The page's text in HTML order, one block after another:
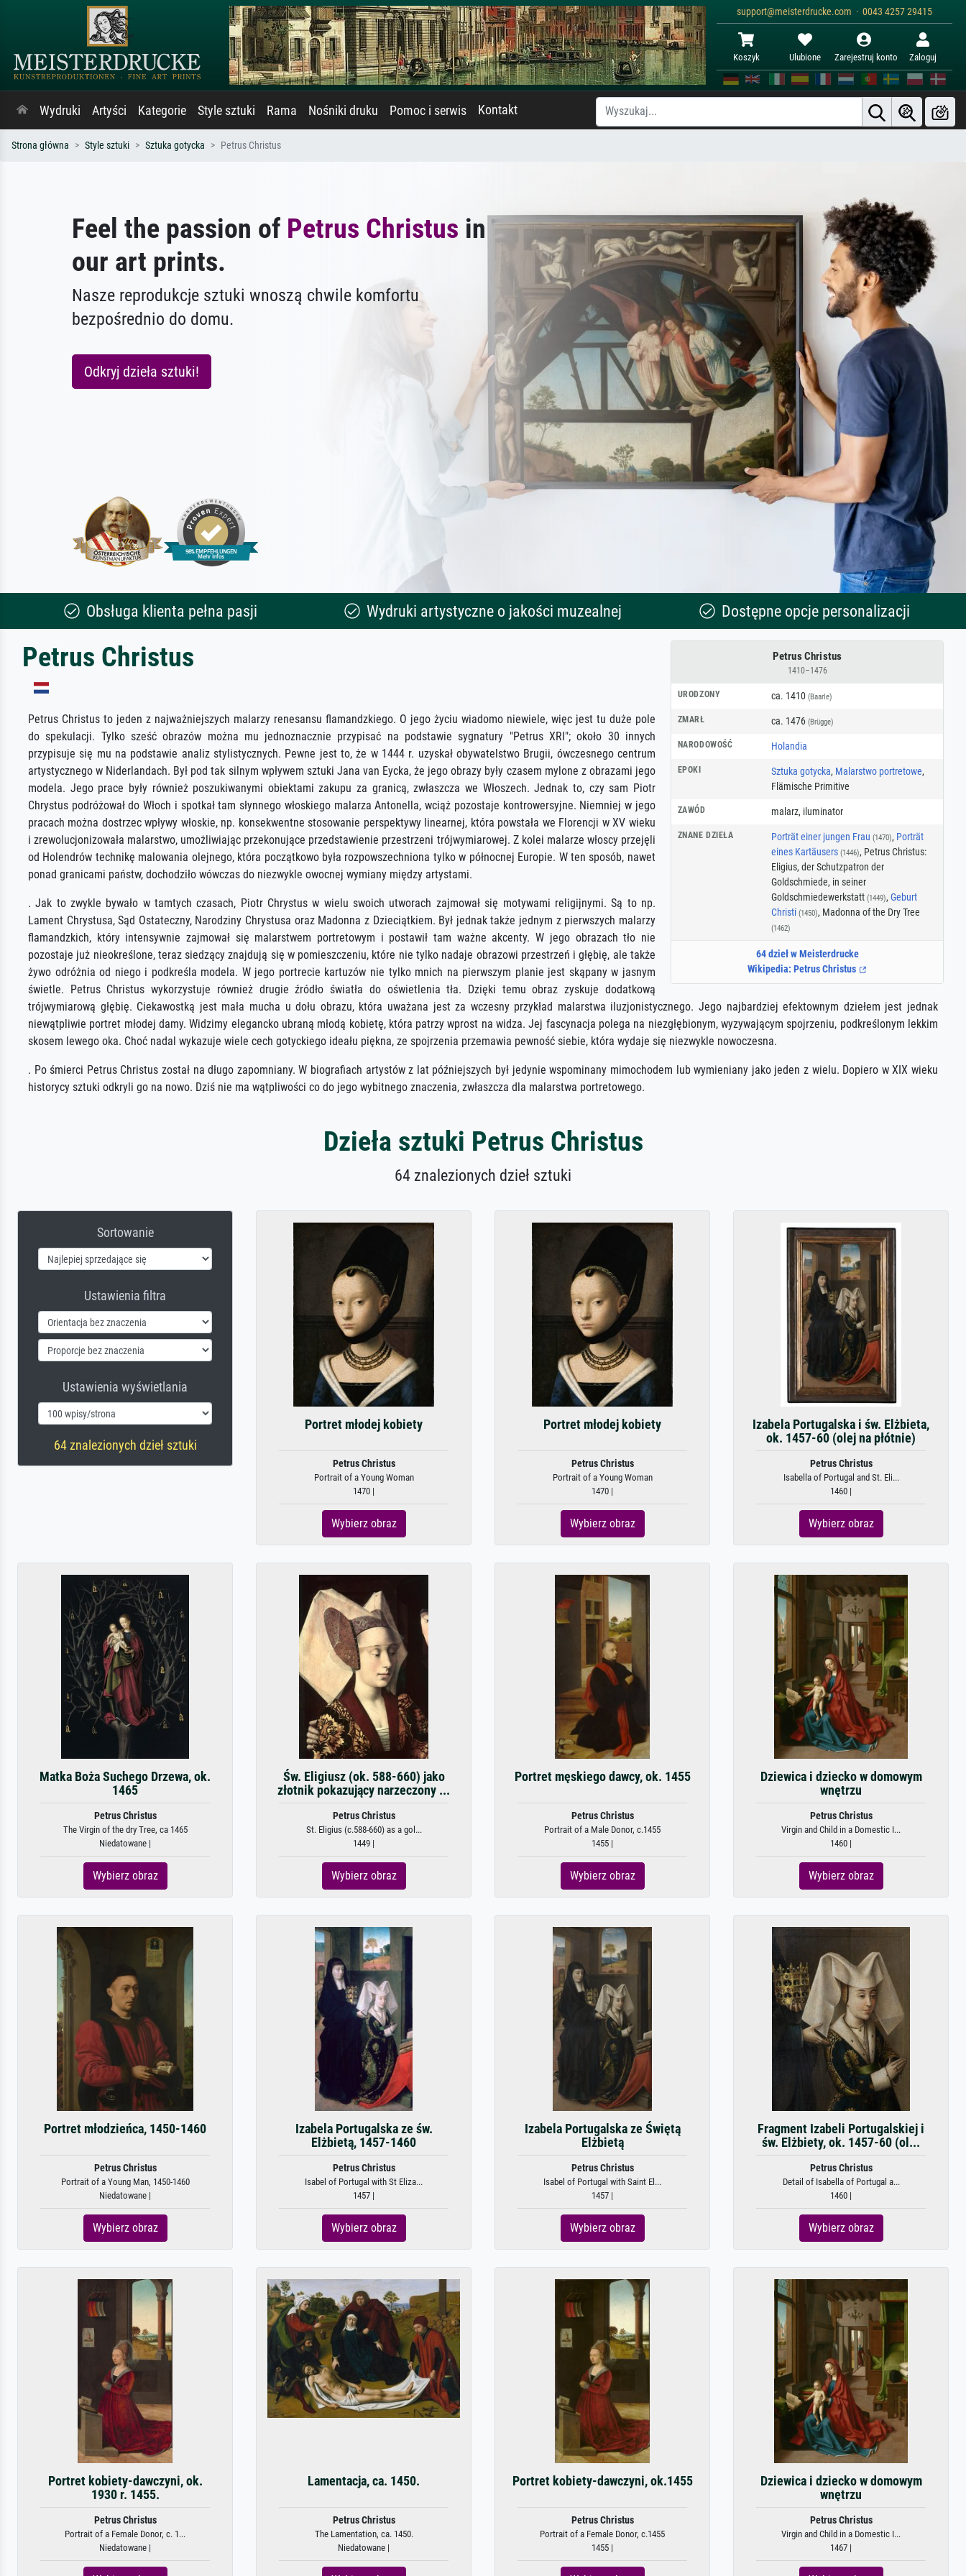
support@meisterdrucke.com · 0043 4257 29415
Koszyk Ulubione Zarejestruj konto Zaloguj
Wydruki Artyści Kategorie Style sztuki Rama Nośniki druku Pomoc i serwis Kontakt
Strona główna Style sztuki Sztuka gotycka Petrus Christus
Feel the passion of Petrus Christus in
our art prints.
Nasze reprodukcje sztuki wnoszą chwile komfortu
bezpośrednio do domu.
Odkryj dzieła sztuki!
Obsługa klienta pełna pasji Wydruki artystyczne o jakości muzealnej Dostępne opcje personalizacji
Petrus Christus
1410–1476
URODZONY ca. 1410 (Baarle)
ZMARŁ ca. 1476 (Brügge)
NARODOWOŚĆ Holandia
EPOKI Sztuka gotycka, Malarstwo portretowe,
Flämische Primitive
ZAWÓD malarz, iluminator
ZNANE DZIEŁA Porträt einer jungen Frau (1470), Porträt
eines Kartäusers (1446), Petrus Christus:
Eligius, der Schutzpatron der
Goldschmiede, in seiner
Goldschmiedewerkstatt (1449), Geburt
Christi (1450), Madonna of the Dry Tree
(1462)
64 dzieł w Meisterdrucke
Wikipedia: Petrus Christus
Petrus Christus
Petrus Christus to jeden z najważniejszych malarzy renesansu flamandzkiego. O jego życiu wiadomo niewiele, więc jest tu duże pole
do spekulacji. Tylko sześć obrazów można mu jednoznacznie przypisać na podstawie sygnatury "Petrus XRI"; około 30 innych
przypisuje się mu na podstawie analiz stylistycznych. Pewne jest to, że w 1444 r. uzyskał obywatelstwo Brugii, ówczesnego centrum
artystycznego w Niderlandach. Był pod tak silnym wpływem sztuki Jana van Eycka, że jego obrazy były czasem mylone z obrazami jego
modela. Jego prace były również poszukiwanymi obiektami zakupu za granicą, zwłaszcza we Włoszech. Jednak to, czy sam Piotr
Chrystus podróżował do Włoch i spotkał tam słynnego włoskiego malarza Antonella, wciąż pozostaje kontrowersyjne. Niemniej w jego
pracach można dostrzec wpływy włoskie, np. konsekwentne stosowanie perspektywy linearnej, która powstała we Florencji w XV wieku
i zrewolucjonizowała malarstwo, umożliwiając przekonujące przedstawienie przestrzeni trójwymiarowej. Z kolei malarze włoscy przejęli
od Holendrów technikę malowania olejnego, która początkowo była rozpowszechniona tylko w północnej Europie. W ten sposób, nawet
ponad granicami państw, dochodziło wówczas do niezwykle owocnej wymiany między artystami.
. Jak to zwykle bywało w tamtych czasach, Piotr Chrystus w wielu swoich utworach zajmował się motywami religijnymi. Są to np.
Lament Chrystusa, Sąd Ostateczny, Narodziny Chrystusa oraz Madonna z Dzieciątkiem. Był jednak także jednym z pierwszych malarzy
flamandzkich, który intensywnie zajmował się malarstwem portretowym i postawił tam ważne akcenty. W jego obrazach tło nie
pozostaje już nieokreślone, teraz siedzący znajdują się w pomieszczeniu, które nie tylko nadaje obrazowi przestrzeń i głębię, ale także
żywo odróżnia od niego i podkreśla modela. W jego portrecie kartuzów nie tylko mnich na pierwszym planie jest skąpany w jasnym
świetle. Petrus Christus wykorzystuje również drugie źródło światła do oświetlenia tła. Dzięki temu obraz zyskuje dodatkową
trójwymiarową głębię. Ciekawostką jest mała mucha u dołu obrazu, która uważana jest za wczesny przykład malarstwa iluzjonistycznego. Jego najbardziej efektownym dziełem jest jednak
niewątpliwie portret młodej damy. Widzimy elegancko ubraną młodą kobietę, która patrzy wprost na widza. Jej fascynacja polega na niezgłębionym, wyzywającym spojrzeniu, podkreślonym lekkim
skosem lewego oka. Choć nadal wykazuje wiele cech gotyckiego ideału piękna, ze spojrzenia przemawia pewność siebie, która wydaje się niezwykle nowoczesna.
. Po śmierci Petrus Christus został na długo zapomniany. W biografiach artystów z lat późniejszych był jedynie wspominany mimochodem lub wymieniany jako jeden z wielu. Dopiero w XIX wieku
historycy sztuki odkryli go na nowo. Dziś nie ma wątpliwości co do jego wybitnego znaczenia, zwłaszcza dla malarstwa portretowego.
Dzieła sztuki Petrus Christus
64 znalezionych dzieł sztuki
Sortowanie
Ustawienia filtra
Ustawienia wyświetlania
64 znalezionych dzieł sztuki
Portret młodej kobiety
Petrus Christus
Portrait of a Young Woman
1470 |
Wybierz obraz
Portret młodej kobiety
Petrus Christus
Portrait of a Young Woman
1470 |
Wybierz obraz
Izabela Portugalska i św. Elżbieta,
ok. 1457-60 (olej na płótnie)
Petrus Christus
Isabella of Portugal and St. Eli...
1460 |
Wybierz obraz
Matka Boża Suchego Drzewa, ok.
1465
Petrus Christus
The Virgin of the dry Tree, ca 1465
Niedatowane |
Wybierz obraz
Św. Eligiusz (ok. 588-660) jako
złotnik pokazujący narzeczony ...
Petrus Christus
St. Eligius (c.588-660) as a gol...
1449 |
Wybierz obraz
Portret męskiego dawcy, ok. 1455
Petrus Christus
Portrait of a Male Donor, c.1455
1455 |
Wybierz obraz
Dziewica i dziecko w domowym
wnętrzu
Petrus Christus
Virgin and Child in a Domestic I...
1460 |
Wybierz obraz
Portret młodzieńca, 1450-1460
Petrus Christus
Portrait of a Young Man, 1450-1460
Niedatowane |
Wybierz obraz
Izabela Portugalska ze św.
Elżbietą, 1457-1460
Petrus Christus
Isabel of Portugal with St Eliza...
1457 |
Wybierz obraz
Izabela Portugalska ze Świętą
Elżbietą
Petrus Christus
Isabel of Portugal with Saint El...
1457 |
Wybierz obraz
Fragment Izabeli Portugalskiej i
św. Elżbiety, ok. 1457-60 (ol...
Petrus Christus
Detail of Isabella of Portugal a...
1460 |
Wybierz obraz
Portret kobiety-dawczyni, ok.
1930 r. 1455.
Petrus Christus
Portrait of a Female Donor, c. 1...
Niedatowane |
Lamentacja, ca. 1450.
Petrus Christus
The Lamentation, ca. 1450.
Niedatowane |
Portret kobiety-dawczyni, ok.1455
Petrus Christus
Portrait of a Female Donor, c.1455
1455 |
Dziewica i dziecko w domowym
wnętrzu
Petrus Christus
Virgin and Child in a Domestic I...
1467 |